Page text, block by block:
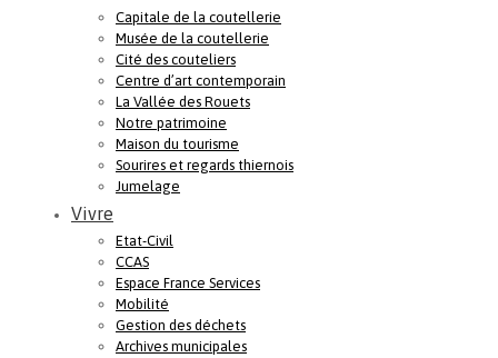
Capitale de la coutellerie
Musée de la coutellerie
Cité des couteliers
Centre d’art contemporain
La Vallée des Rouets
Notre patrimoine
Maison du tourisme
Sourires et regards thiernois
Jumelage
Vivre
Etat-Civil
CCAS
Espace France Services
Mobilité
Gestion des déchets
Archives municipales